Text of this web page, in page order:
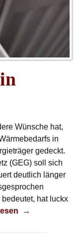
Wünsche hat,
in
gedeckt.
(GEG) soll sich
deutlich länger
hat luckx
es sein
→